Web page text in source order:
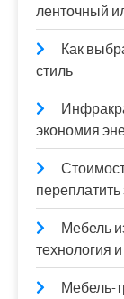
ленточный
Как
стиль
экономия
Мебель
технология
Мебель-